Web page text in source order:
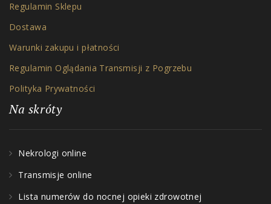
Regulamin Sklepu
Dostawa
Warunki zakupu i płatności
Regulamin Oglądania Transmisji z Pogrzebu
Polityka Prywatności
Na skróty
Nekrologi online
Transmisje online
Lista numerów do nocnej opieki zdrowotnej